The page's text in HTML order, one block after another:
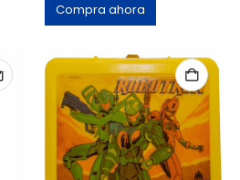
Compra ahora